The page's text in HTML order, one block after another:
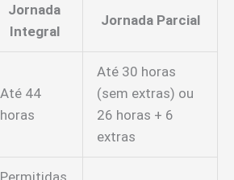
Jornada
Integral
Jornada Parcial
Até 44
horas
Até 30 horas
(sem extras) ou
26 horas + 6
extras
Permitidas